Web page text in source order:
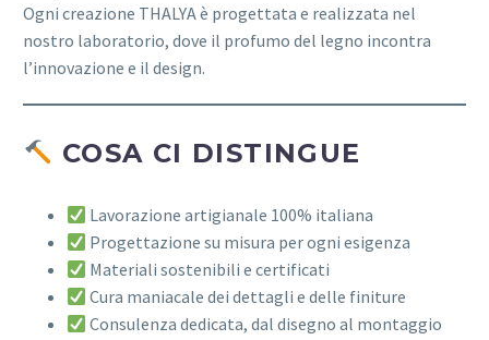
Ogni creazione THALYA è progettata e realizzata nel
nostro laboratorio, dove il profumo del legno incontra
l’innovazione e il design.
COSA CI DISTINGUE
Lavorazione artigianale 100% italiana
Progettazione su misura per ogni esigenza
Materiali sostenibili e certificati
Cura maniacale dei dettagli e delle finiture
Consulenza dedicata, dal disegno al montaggio